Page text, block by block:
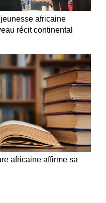
africaine
récit continental
africaine affirme sa